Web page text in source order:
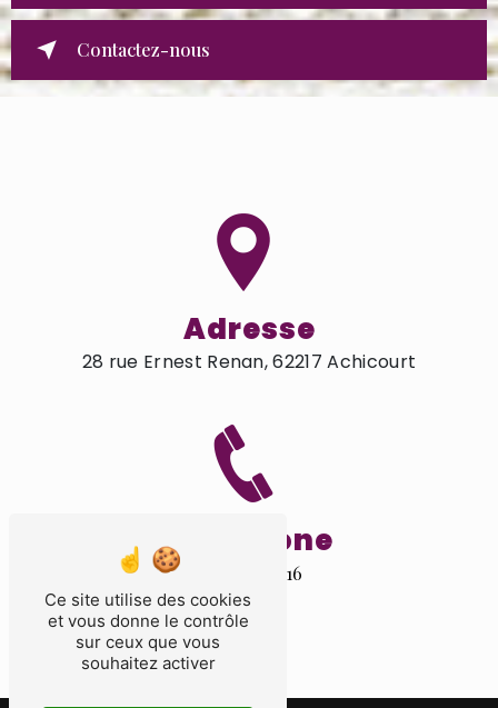
Contactez-nous
Adresse
28 rue Ernest Renan, 62217 Achicourt
Téléphone
03 21 55 26 16
Ce site utilise des cookies
et vous donne le contrôle
sur ceux que vous
souhaitez activer